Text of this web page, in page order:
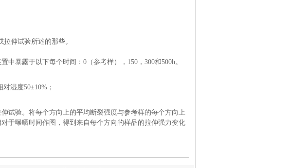
伸试验所述的那些。
暴露于以下每个时间：0（参考样），150，300和500h。
湿度50±10%；
试验。将每个方向上的平均断裂强度与参考样的每个方向上
于曝晒时间作图，得到来自每个方向的样品的拉伸强力变化